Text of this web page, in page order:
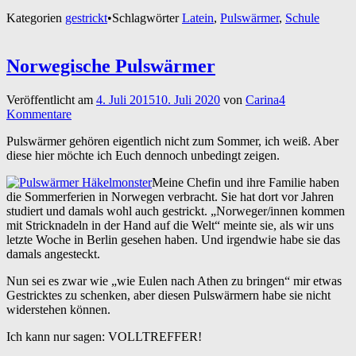
Kategorien gestrickt•SchlagwörterLatein, Pulswärmer, Schule
Norwegische Pulswärmer
Veröffentlicht am 4. Juli 201510. Juli 2020 von Carina4
Kommentare
Pulswärmer gehören eigentlich nicht zum Sommer, ich weiß. Aber
diese hier möchte ich Euch dennoch unbedingt zeigen.
Meine Chefin und ihre Familie haben
die Sommerferien in Norwegen verbracht. Sie hat dort vor Jahren
studiert und damals wohl auch gestrickt. „Norweger/innen kommen
mit Stricknadeln in der Hand auf die Welt“ meinte sie, als wir uns
letzte Woche in Berlin gesehen haben. Und irgendwie habe sie das
damals angesteckt.
Nun sei es zwar wie „wie Eulen nach Athen zu bringen“ mir etwas
Gestricktes zu schenken, aber diesen Pulswärmern habe sie nicht
widerstehen können.
Ich kann nur sagen: VOLLTREFFER!